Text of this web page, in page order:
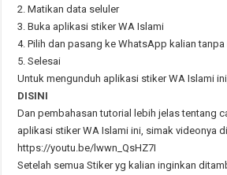
2. Matikan data seluler
3. Buka aplikasi stiker WA Islami
4. Pilih dan pasang ke WhatsApp kalian tanpa
5. Selesai
Untuk mengunduh aplikasi stiker WA Islami
DISINI
Dan pembahasan tutorial lebih jelas tentang
aplikasi stiker WA Islami ini, simak videonya
https://youtu.be/lwwn_QsHZ7I
Setelah semua Stiker yg kalian inginkan